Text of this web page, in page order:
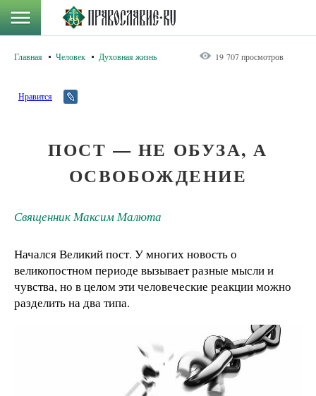
Главная Человек Духовная жизнь 19 707 просмотров
Нравится
ПОСТ — НЕ ОБУЗА, А
ОСВОБОЖДЕНИЕ
Священник Максим Малюта
Начался Великий пост. У многих новость о
великопостном периоде вызывает разные мысли и
чувства, но в целом эти человеческие реакции можно
разделить на два типа.